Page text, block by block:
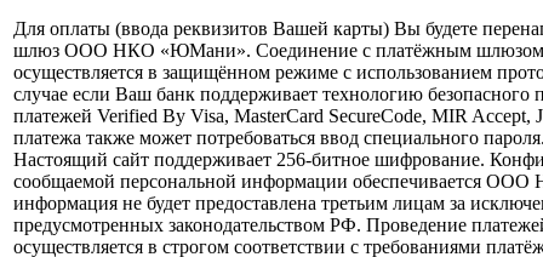
Для оплаты (ввода реквизитов Вашей карты) Вы будете
шлюз ООО НКО «ЮМани». Соединение с платёжным шлюзом
осуществляется в защищённом режиме с использованием
случае если Ваш банк поддерживает технологию безопасного
платежей Verified By Visa, MasterCard SecureCode, MIR Accept,
платежа также может потребоваться ввод специального
Настоящий сайт поддерживает 256-битное шифрование.
сообщаемой персональной информации обеспечивается
информация не будет предоставлена третьим лицам за
предусмотренных законодательством РФ. Проведение
осуществляется в строгом соответствии с требованиями